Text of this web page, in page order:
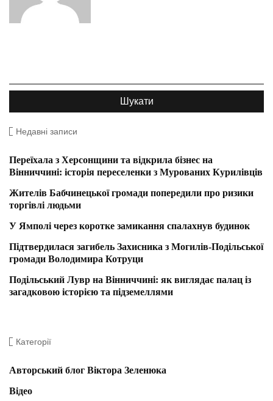
Недавні записи
Переїхала з Херсонщини та відкрила бізнес на
Вінниччині: історія переселенки з Мурованих Курилівців
Жителів Бабчинецької громади попередили про ризики
торгівлі людьми
У Ямполі через коротке замикання спалахнув будинок
Підтвердилася загибель Захисника з Могилів-Подільської
громади Володимира Котруци
Подільський Лувр на Вінниччині: як виглядає палац із
загадковою історією та підземеллями
Категорії
Авторський блог Віктора Зеленюка
Відео